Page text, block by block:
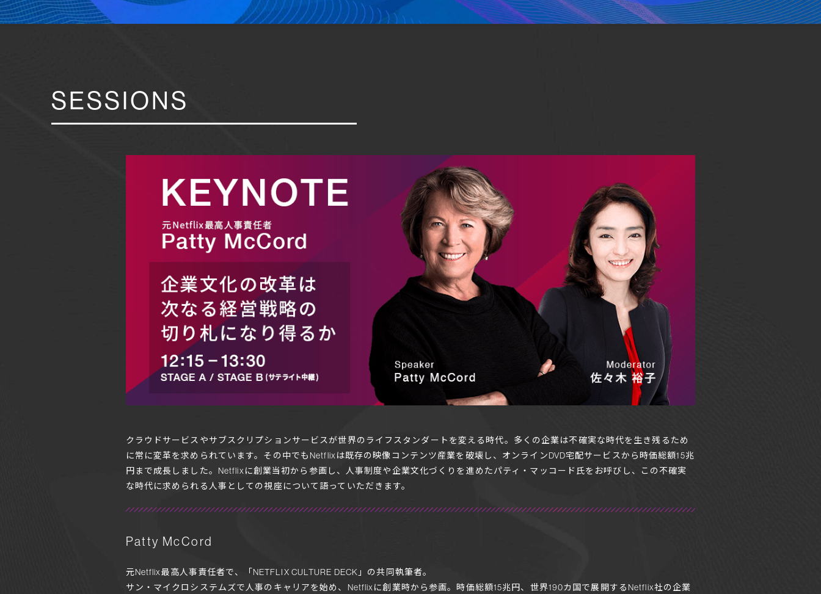
SESSIONS
クラウドサービスやサブスクリプションサービスが世界のライフスタンダートを変える時代。多くの企業は不確実な時代を生き残るため
に常に変革を求められています。その中でもNetflixは既存の映像コンテンツ産業を破壊し、オンラインDVD宅配サービスから時価総額15兆
円まで成長しました。Netflixに創業当初から参画し、人事制度や企業文化づくりを進めたパティ・マッコード氏をお呼びし、この不確実
な時代に求められる人事としての視座について語っていただきます。
Patty McCord
元Netflix最高人事責任者で、「NETFLIX CULTURE DECK」の共同執筆者。
サン・マイクロシステムズで人事のキャリアを始め、Netflixに創業時から参画。時価総額15兆円、世界190カ国で展開するNetflix社の企業